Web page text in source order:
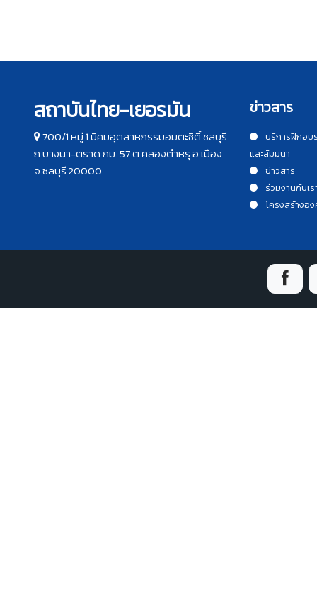
สถาบันไทย-เยอรมัน
700/1 หมู่ 1 นิคมอุตสาหกรรมอมตะซิตี้ ชลบุรี
ถ.บางนา-ตราด กม. 57 ต.คลองตำหรุ อ.เมือง
จ.ชลบุรี 20000
ข่าวสาร
บริการฝึกอบ
และสัมมนา
ข่าวสาร
ร่วมงานกับเร
โครงสร้างอ